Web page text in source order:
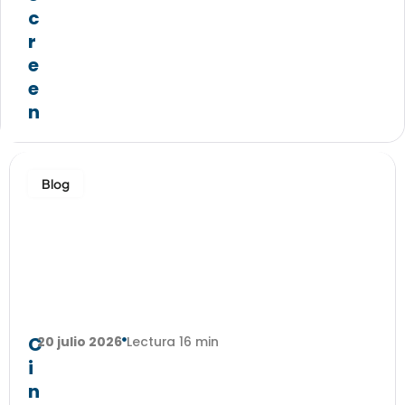
c
r
e
e
n
Blog
C
i
n
20 julio 2026 Lectura 16 min